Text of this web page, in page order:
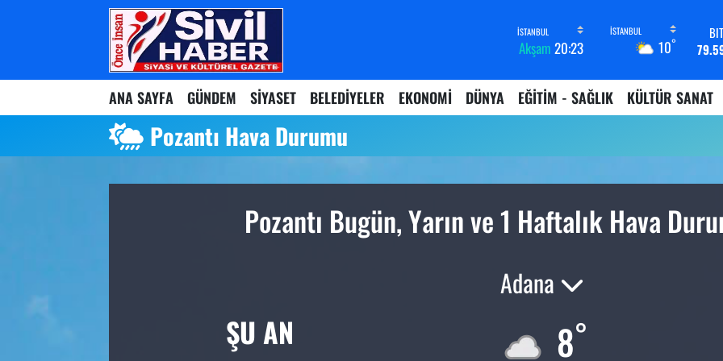
Akşam 20:23 10°
ANA SAYFA GÜNDEM SİYASET BELEDİYELER EKONOMİ DÜNYA EĞİTİM - SAĞLIK KÜLTÜR SANAT
Pozantı Hava Durumu
Pozantı Bugün, Yarın ve 1 Haftalık Hava
ŞU AN
Adana
8°
Nöbetçi Eczaneler
Hava Durumu
Namaz Vakitleri
Trafik Durumu